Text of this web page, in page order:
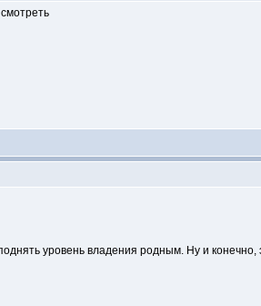
уровень владения родным. Ну и конечно,